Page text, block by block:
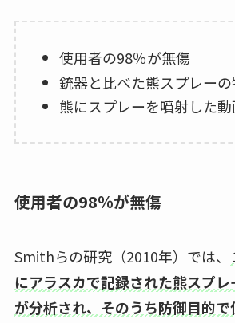
使用者の98％が無傷
銃器と比べた熊スプレー
熊にスプレーを噴射した動
使用者の98％が無傷
Smithらの研究（2010年）では、
にアラスカで記録された熊スプ
が分析され、そのうち防御目的